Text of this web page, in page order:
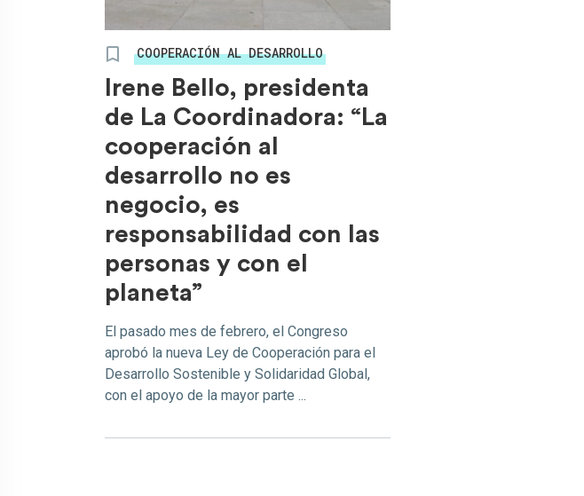
COOPERACIÓN AL DESARROLLO
Irene Bello, presidenta
de La Coordinadora: “La
cooperación al
desarrollo no es
negocio, es
responsabilidad con las
personas y con el
planeta”
El pasado mes de febrero, el Congreso
aprobó la nueva Ley de Cooperación para el
Desarrollo Sostenible y Solidaridad Global,
con el apoyo de la mayor parte ...